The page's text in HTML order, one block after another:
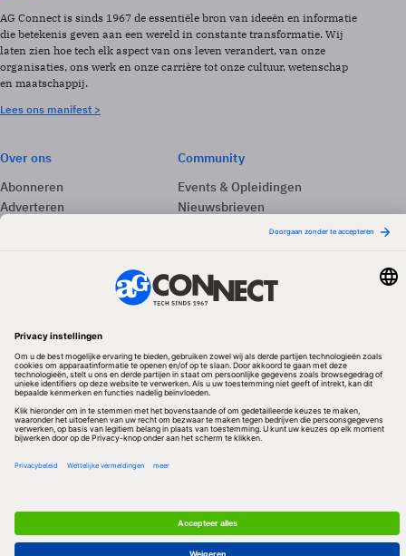
AG Connect is sinds 1967 de essentiële bron van ideeën en informatie
die betekenis geven aan een wereld in constante transformatie. Wij
laten zien hoe tech elk aspect van ons leven verandert, van onze
organisaties, ons werk en onze carrière tot onze cultuur, wetenschap
en maatschappij.
Lees ons manifest >
Over ons
Abonneren
Adverteren
Community
Events & Opleidingen
Nieuwsbrieven
Redactionele partner
Privacy & Cookies